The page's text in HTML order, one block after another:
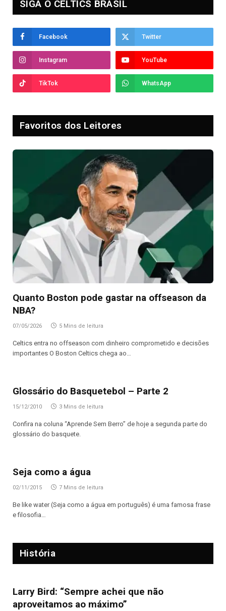
SIGA O CELTICS BRASIL
Facebook Twitter
Instagram YouTube
TikTok WhatsApp
Favoritos dos Leitores
Quanto Boston pode gastar na offseason da
NBA?
07/05/2026 5 Mins de leitura
Celtics entra no offseason com dinheiro comprometido e decisões
importantes O Boston Celtics chega ao…
Glossário do Basquetebol – Parte 2
15/12/2010 3 Mins de leitura
Confira na coluna “Aprende Sem Berro” de hoje a segunda parte do
glossário do basquete.
Seja como a água
02/11/2015 7 Mins de leitura
Be like water (Seja como a água em português) é uma famosa frase
e filosofia…
História
Larry Bird: “Sempre achei que não
aproveitamos ao máximo”